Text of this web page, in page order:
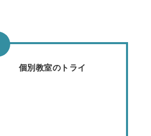
個別教室のトライ